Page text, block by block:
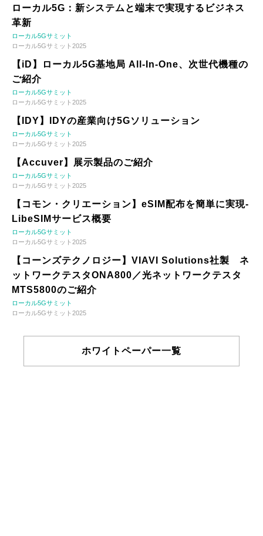
ローカル5G：新システムと端末で実現するビジネス
革新
ローカル5Gサミット
ローカル5Gサミット2025
【iD】ローカル5G基地局 All-In-One、次世代機種の
ご紹介
ローカル5Gサミット
ローカル5Gサミット2025
【IDY】IDYの産業向け5Gソリューション
ローカル5Gサミット
ローカル5Gサミット2025
【Accuver】展示製品のご紹介
ローカル5Gサミット
ローカル5Gサミット2025
【コモン・クリエーション】eSIM配布を簡単に実現-
LibeSIMサービス概要
ローカル5Gサミット
ローカル5Gサミット2025
【コーンズテクノロジー】VIAVI Solutions社製 ネ
ットワークテスタONA800／光ネットワークテスタ
MTS5800のご紹介
ローカル5Gサミット
ローカル5Gサミット2025
ホワイトペーパー一覧